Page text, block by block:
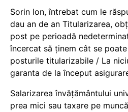
Sorin Ion, întrebat cum le
dau an de an Titularizarea,
post pe perioadă
încercat să ținem cât se
posturile titularizabile / La
garanta de la început
Salarizarea învățământului
prea mici sau taxare pe